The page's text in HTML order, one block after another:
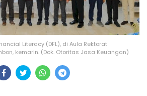
Literacy (DFL), di Aula Rektorat
kemarin. (Dok. Otoritas Jasa Keuangan)